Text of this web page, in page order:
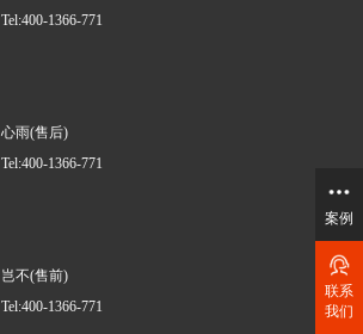
Tel:400-1366-771
心雨(售后)
Tel:400-1366-771
岂不(售前)
Tel:400-1366-771
案例
联系
我们